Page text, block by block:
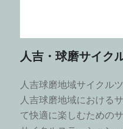
人吉・球磨サイク
人吉球磨地域サイクル
人吉球磨地域における
て快適に楽しむための